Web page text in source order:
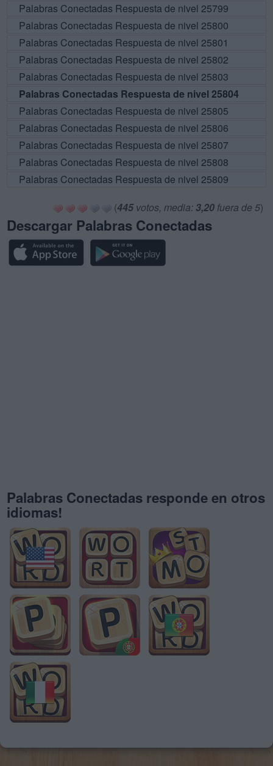
Palabras Conectadas Respuesta de nivel 25799
Palabras Conectadas Respuesta de nivel 25800
Palabras Conectadas Respuesta de nivel 25801
Palabras Conectadas Respuesta de nivel 25802
Palabras Conectadas Respuesta de nivel 25803
Palabras Conectadas Respuesta de nivel 25804
Palabras Conectadas Respuesta de nivel 25805
Palabras Conectadas Respuesta de nivel 25806
Palabras Conectadas Respuesta de nivel 25807
Palabras Conectadas Respuesta de nivel 25808
Palabras Conectadas Respuesta de nivel 25809
(445votos, media: 3,20 fuera de 5)
Descargar Palabras Conectadas
Palabras Conectadas responde en otros
idiomas!